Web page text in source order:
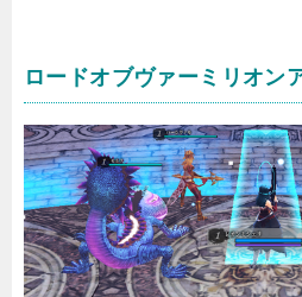
ロードオブヴァーミリオン